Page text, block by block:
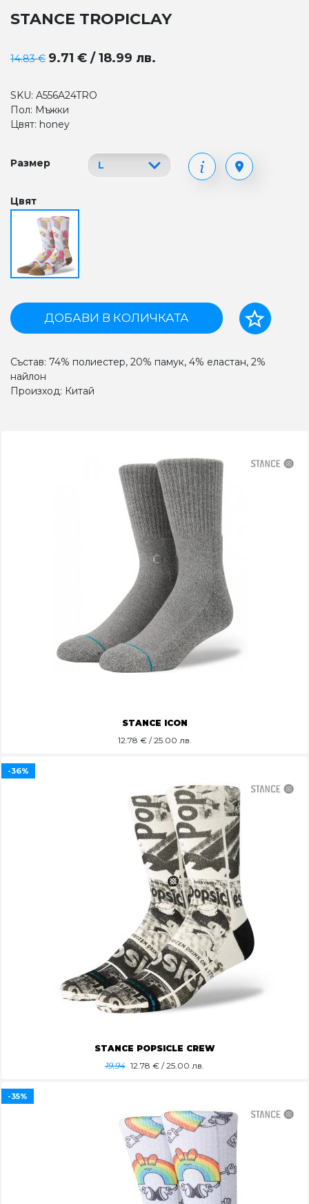
STANCE TROPICLAY
14.83 € 9.71 € / 18.99 лв.
SKU: A556A24TRO
Пол: Мъжки
Цвят: honey
Размер
Цвят
ДОБАВИ В КОЛИЧКАТА
Състав: 74% полиестер, 20% памук, 4% еластан, 2%
найлон
Произход: Китай
STANCE ICON
12.78 € / 25.00 лв.
STANCE POPSICLE CREW
19.94 12.78 € / 25.00 лв.
-36%
-35%